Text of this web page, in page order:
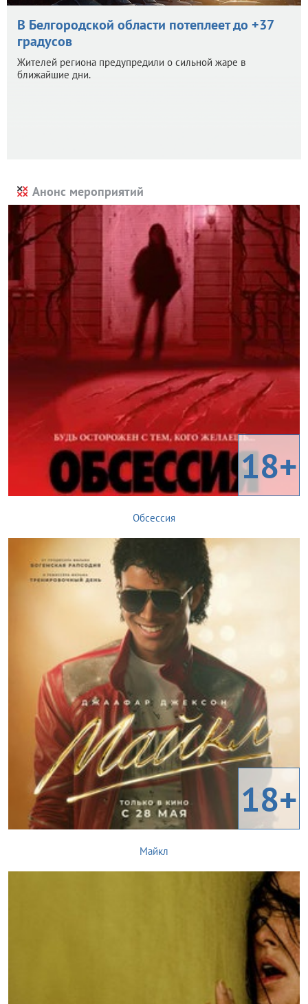
В Белгородской области потеплеет до +37
градусов
Жителей региона предупредили о сильной жаре в
ближайшие дни.
Анонс мероприятий
18+
Обсессия
18+
Майкл